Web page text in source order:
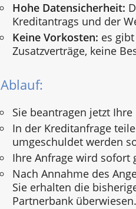
Hohe Datensicherheit:
Kreditantrags und der
Keine Vorkosten: es
Zusatzverträge, keine
Ablauf:
Sie beantragen jetzt
In der Kreditanfrage
umgeschuldet werden
Ihre Anfrage wird sofort
Nach Annahme des
Sie erhalten die
Partnerbank überwiesen.